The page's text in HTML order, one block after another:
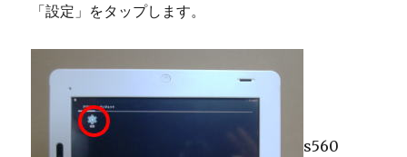
「設定」をタップします。
s560